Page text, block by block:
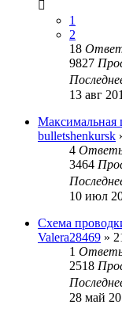
1
2
18
9827
13 авг
bulletshenkursk
4
3464
10 июл
Схема
Valera28469 »
1
2518
28 май